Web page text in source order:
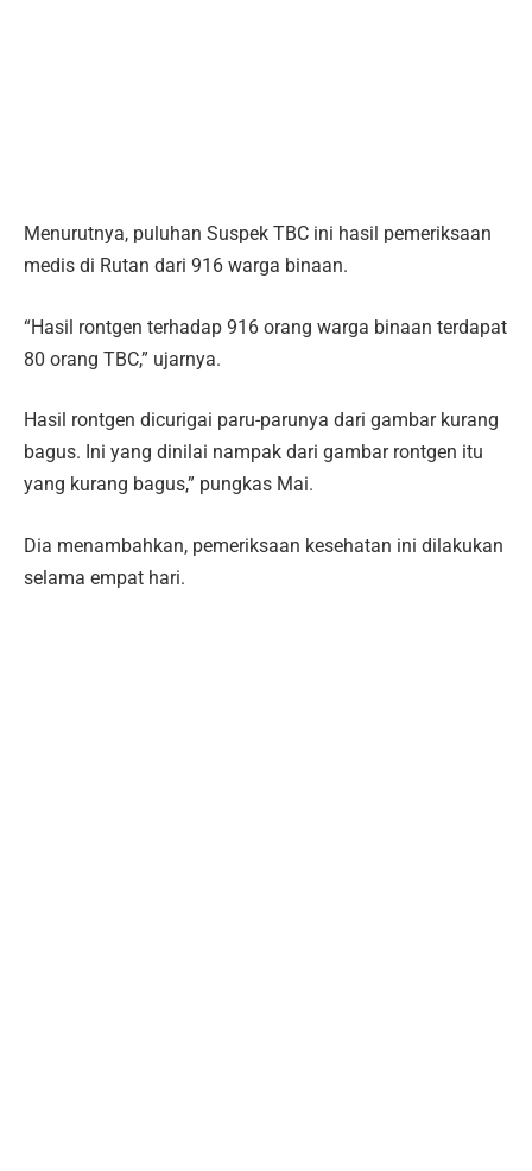
Menurutnya, puluhan Suspek TBC ini hasil pemeriksaan
medis di Rutan dari 916 warga binaan.
“Hasil rontgen terhadap 916 orang warga binaan terdapat
80 orang TBC,” ujarnya.
Hasil rontgen dicurigai paru-parunya dari gambar kurang
bagus. Ini yang dinilai nampak dari gambar rontgen itu
yang kurang bagus,” pungkas Mai.
Dia menambahkan, pemeriksaan kesehatan ini dilakukan
selama empat hari.